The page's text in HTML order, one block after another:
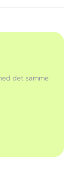
det samme